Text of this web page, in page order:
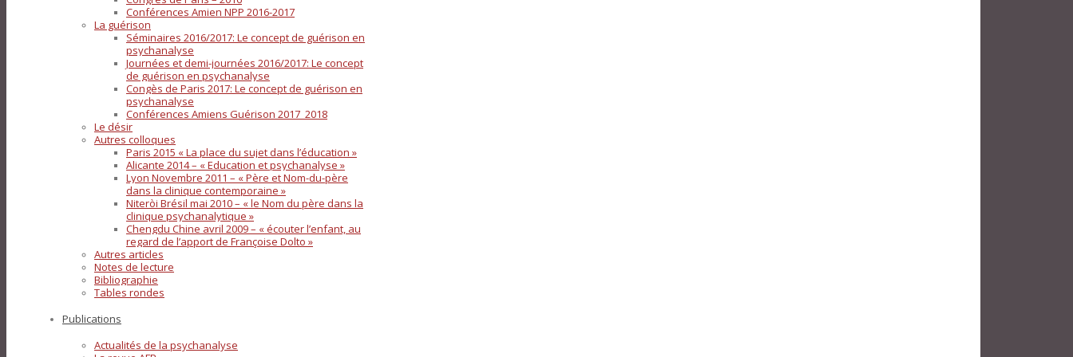
Conférences Amien NPP 2016-2017
La guérison
Séminaires 2016/2017: Le concept de guérison en
psychanalyse
Journées et demi-journées 2016/2017: Le concept
de guérison en psychanalyse
Congès de Paris 2017: Le concept de guérison en
psychanalyse
Conférences Amiens Guérison 2017_2018
Le désir
Autres colloques
Paris 2015 « La place du sujet dans l’éducation »
Alicante 2014 – « Education et psychanalyse »
Lyon Novembre 2011 – « Père et Nom-du-père
dans la clinique contemporaine »
Niteròi Brésil mai 2010 – « le Nom du père dans la
clinique psychanalytique »
Chengdu Chine avril 2009 – « écouter l’enfant, au
regard de l’apport de Françoise Dolto »
Autres articles
Notes de lecture
Bibliographie
Tables rondes
Publications
Actualités de la psychanalyse